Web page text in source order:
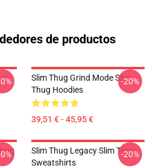
de productos
Slim Thug Grind Mode Slim
Thug Hoodies
39,51 € - 45,95 €
-20%
Slim Thug Legacy Slim Thug
Sweatshirts
-20%